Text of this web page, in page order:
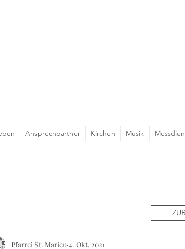
Ansprechpartner Kirchen Musik
Pfarrei St. Marien 4. Okt. 2021